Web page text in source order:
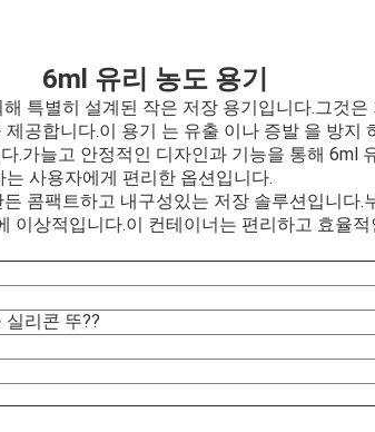
6ml 유리 농도 용기
특별히 설계된 작은 저장 용기입니다.그것
공합니다.이 용기 는 유출 이나 증발 을 방지
.가늘고 안정적인 디자인과 기능을 통해 6ml
사용자에게 편리한 옵션입니다.
콤팩트하고 내구성있는 저장 솔루션입니다.
이상적입니다.이 컨테이너는 편리하고 효율
리콘 뚜??